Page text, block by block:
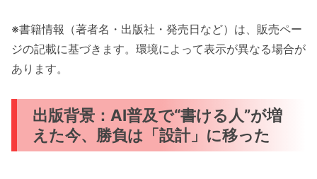
※書籍情報（著者名・出版社・発売日など）は、販売ペー
ジの記載に基づきます。環境によって表示が異なる場合が
あります。
出版背景：AI普及で“書ける人”が増
えた今、勝負は「設計」に移った